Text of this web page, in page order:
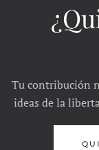
Tu contribución
ideas de la